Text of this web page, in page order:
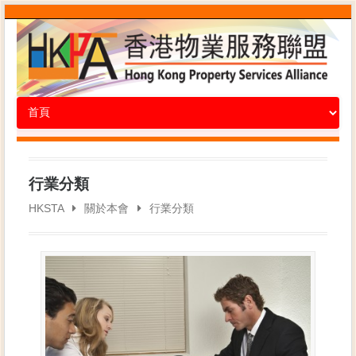
行業分類
HKSTA 關於本會 行業分類